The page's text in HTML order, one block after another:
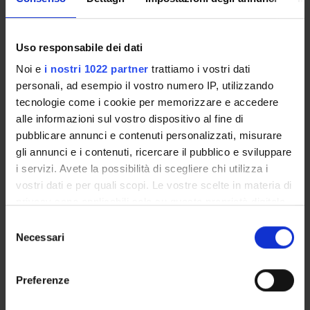
Uso responsabile dei dati
Noi e i nostri 1022 partner trattiamo i vostri dati
personali, ad esempio il vostro numero IP, utilizzando
tecnologie come i cookie per memorizzare e accedere
alle informazioni sul vostro dispositivo al fine di
pubblicare annunci e contenuti personalizzati, misurare
gli annunci e i contenuti, ricercare il pubblico e sviluppare
i servizi. Avete la possibilità di scegliere chi utilizza i
vostri dati e per quali scopi. Le vostre scelte in materia di
modificare o revocare il proprio consenso in qualsiasi
momento dalla Dichiarazione sui cookie o facendo clic
Necessari
Preferenze
Pharmacology, Anesthesia
and Dental Emergencies
5 A/B
BIOS-
11/A
24/C
Orthodontics and applied
physics
3 A/B
16/A
,PHYS-
06/A
Conservative dentistry 4 B
MEDS-
16/A
,MEDS-
MEDS-